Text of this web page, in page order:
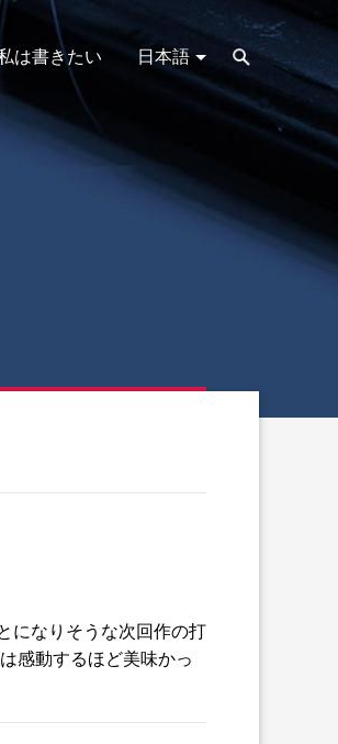
は書きたい 日本語
になりそうな次回作の打
感動するほど美味かっ